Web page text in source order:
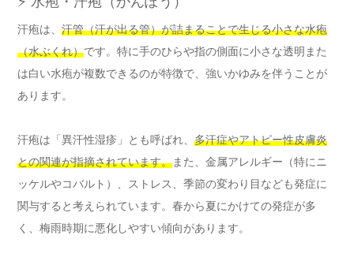
汗疱は、 汗管（汗が出る管）が詰まることで生じる小さな水疱
（水ぶくれ）です。特に手のひらや指の側面に小さな透明また
は白い水疱が複数できるのが特徴で、強いかゆみを伴うことが
あります。
汗疱は「異汗性湿疹」とも呼ばれ、 多汗症やアトピー性皮膚炎
との関連が指摘されています。また、金属アレルギー（特にニ
ッケルやコバルト）、ストレス、季節の変わり目なども発症に
関与すると考えられています。春から夏にかけての発症が多
く、梅雨時期に悪化しやすい傾向があります。